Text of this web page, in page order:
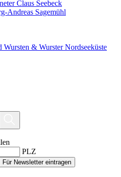
Claus Seebeck
Andreas Sagemühl
& Wurster Nordseeküste
PLZ
Für Newsletter eintragen